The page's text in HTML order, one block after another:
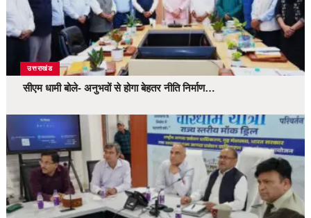
उत्तराखंड
सीएम धामी बोले- अनुभवों से होगा बेहतर नीति निर्माण…